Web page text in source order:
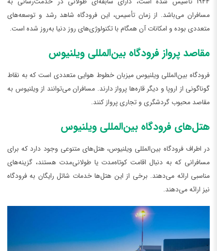
مسافران می‌باشد. از زمان تأسیس، این فرودگاه شاهد رشد و توسعه‌های
متعددی بوده و امکانات آن همگام با تکنولوژی‌های روز دنیا به‌روز شده است.
مقاصد پرواز فرودگاه بین‌المللی ویلنیوس
فرودگاه بین‌المللی ویلنیوس میزبان خطوط هوایی متعددی است که به نقاط
گوناگونی از اروپا و دیگر قاره‌ها پرواز دارند. مسافران می‌توانند از ویلنیوس به
مقاصد محبوب گردشگری و تجاری پرواز کنند.
هتل‌های فرودگاه بین‌المللی ویلنیوس
در اطراف فرودگاه بین‌المللی ویلنیوس، هتل‌های متنوعی وجود دارد که برای
مسافرانی که به دنبال اقامت کوتاه‌مدت یا طولانی‌مدت هستند، گزینه‌های
مناسبی ارائه می‌دهند. برخی از این هتل‌ها خدمات شاتل رایگان به فرودگاه
نیز ارائه می‌دهند.